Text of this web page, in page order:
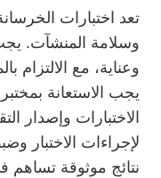
تعد اختبارات
وسلامة المنشآت.
وعناية، مع الالتزام
يجب الاستعانة
الاختبارات وإصدار
لإجراءات الاختبار
نتائج موثوقة